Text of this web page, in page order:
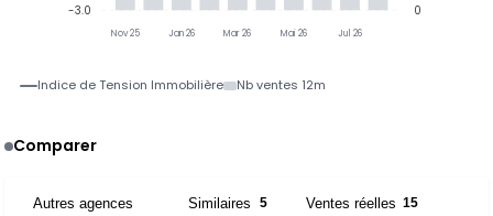
Nov 25 Jan 26 Mar 26 Mai 26 Jul 26
0
-3.0
Indice de Tension Immobilière Nb ventes 12m
Comparer
Autres agences Similaires 5 Ventes réelles 15